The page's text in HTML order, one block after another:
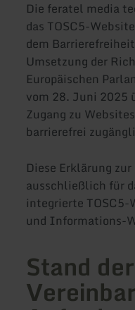
Die feratel media
das TOSC5-
dem
Umsetzung der
Europäischen
vom 28. Juni 2025
Zugang zu
barrierefrei
Diese Erklärung
ausschließlich für
integrierte
und Informations-
Stand der